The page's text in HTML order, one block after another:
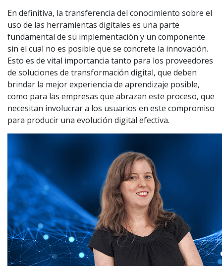
En definitiva, la transferencia del conocimiento sobre el
uso de las herramientas digitales es una parte
fundamental de su implementación y un componente
sin el cual no es posible que se concrete la innovación.
Esto es de vital importancia tanto para los proveedores
de soluciones de transformación digital, que deben
brindar la mejor experiencia de aprendizaje posible,
como para las empresas que abrazan este proceso, que
necesitan involucrar a los usuarios en este compromiso
para producir una evolución digital efectiva.